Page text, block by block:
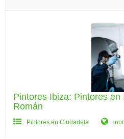
Pintores Ibiza: Pintores en
Román
Pintores en Ciudadela